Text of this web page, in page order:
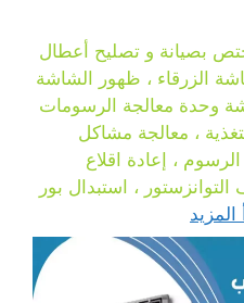
بصيانة و تصليح أعطال
الزرقاء ، ظهور الشاشة
وحدة معالجة الرسومات
، معالجة مشاكل
، إعادة اقلاع
، استبدال بور
المزيد